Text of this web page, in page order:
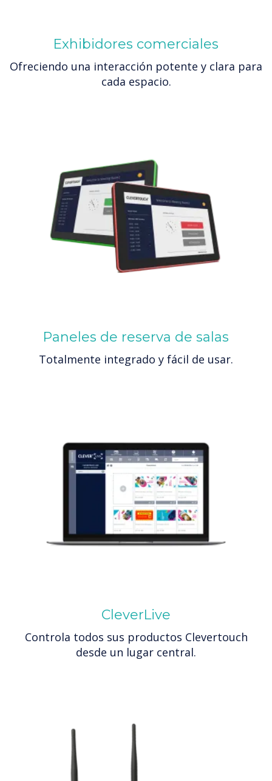
Exhibidores comerciales
Ofreciendo una interacción potente y clara para
cada espacio.
Paneles de reserva de salas
Totalmente integrado y fácil de usar.
CleverLive
Controla todos sus productos Clevertouch
desde un lugar central.